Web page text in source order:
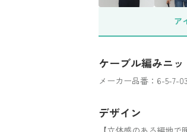
ア
ケーブル編みニッ
メーカー品番：6-5-7-
デザイン